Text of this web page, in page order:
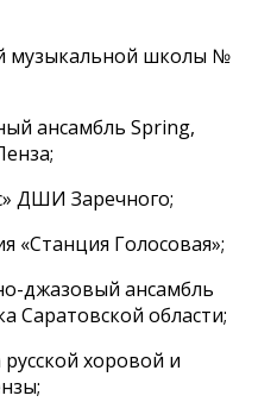
музыкальной школы №
ансамбль Spring,
ДШИ Заречного;
«Станция Голосовая»;
джазовый ансамбль
Саратовской области;
хоровой и